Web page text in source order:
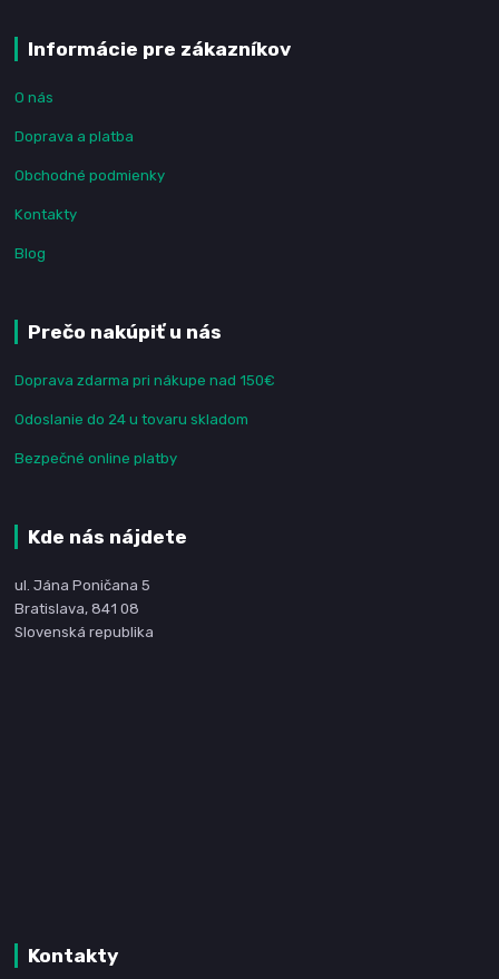
Informácie pre zákazníkov
O nás
Doprava a platba
Obchodné podmienky
Kontakty
Blog
Prečo nakúpiť u nás
Doprava zdarma pri nákupe nad 150€
Odoslanie do 24 u tovaru skladom
Bezpečné online platby
Kde nás nájdete
ul. Jána Poničana 5
Bratislava, 841 08
Slovenská republika
Kontakty